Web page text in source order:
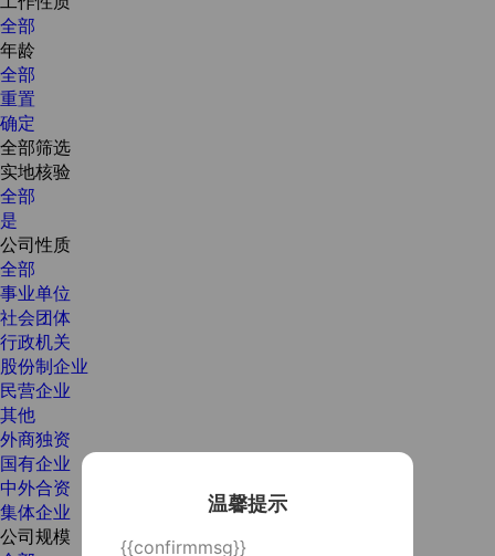
温馨提示
{{confirmmsg}}
全部
年龄
全部
重置
确定
全部筛选
实地核验
全部
是
公司性质
全部
事业单位
社会团体
行政机关
股份制企业
民营企业
其他
外商独资
国有企业
中外合资
集体企业
公司规模